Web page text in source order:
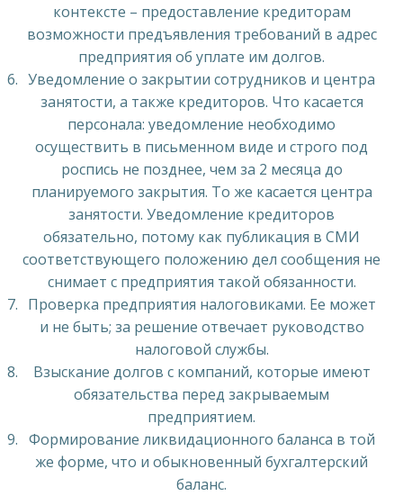
контексте – предоставление кредиторам
возможности предъявления требований в адрес
предприятия об уплате им долгов.
Уведомление о закрытии сотрудников и центра
занятости, а также кредиторов. Что касается
персонала: уведомление необходимо
осуществить в письменном виде и строго под
роспись не позднее, чем за 2 месяца до
планируемого закрытия. То же касается центра
занятости. Уведомление кредиторов
обязательно, потому как публикация в СМИ
соответствующего положению дел сообщения не
снимает с предприятия такой обязанности.
Проверка предприятия налоговиками. Ее может
и не быть; за решение отвечает руководство
налоговой службы.
Взыскание долгов с компаний, которые имеют
обязательства перед закрываемым
предприятием.
Формирование ликвидационного баланса в той
же форме, что и обыкновенный бухгалтерский
баланс.